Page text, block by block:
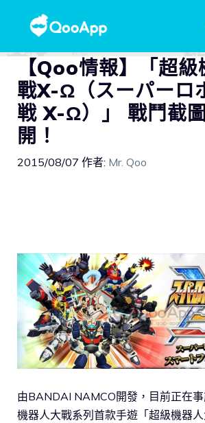
【Qoo情報】「超
戰X-Ω（スーパーロ
戦 X-Ω）」 戰鬥截
開！
2015/08/07 作者: Mr. Qoo
由BANDAI NAMCO開發，目前正在
機器人大戰系列首款手遊「超級機器